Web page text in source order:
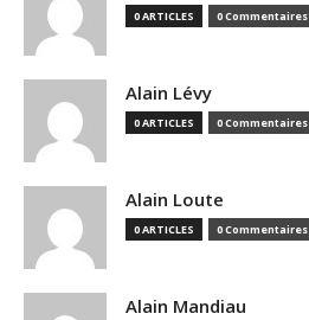
0 ARTICLES 0 Commentaires
Alain Lévy
0 ARTICLES 0 Commentaires
Alain Loute
0 ARTICLES 0 Commentaires
Alain Mandiau